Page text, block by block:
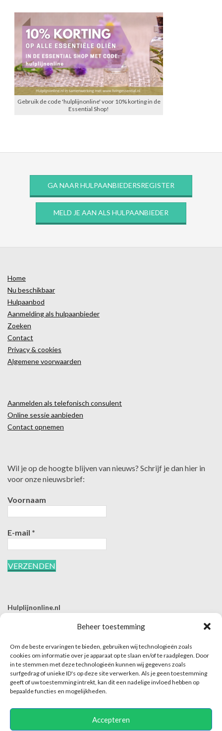
Beheer toestemming
Om de beste ervaringen te bieden, gebruiken wij technologieën zoals
cookies om informatie over je apparaat op te slaan en/of te raadplegen. Door
in te stemmen met deze technologieën kunnen wij gegevens zoals
surfgedrag of unieke ID's op deze site verwerken. Als je geen toestemming
geeft of uw toestemming intrekt, kan dit een nadelige invloed hebben op
bepaalde functies en mogelijkheden.
Accepteren
Gebruik de code 'hulplijnonline' voor 10% korting in de
Essential Shop!
GA NAAR HULPAANBIEDERSREGISTER
MELD JE AAN ALS HULPAANBIEDER
Home
Nu beschikbaar
Hulpaanbod
Aanmelding als hulpaanbieder
Zoeken
Contact
Privacy & cookies
Algemene voorwaarden
Aanmelden als telefonisch consulent
Online sessie aanbieden
Contact opnemen
Wil je op de hoogte blijven van nieuws? Schrijf je dan hier in
voor onze nieuwsbrief:
Voornaam
E-mail *
Hulplijnonline.nl
E | info@hulplijnonline.nl
Contactformulier
Over Hulplijnonline.nl
Het team van Hulplijnonline.nl